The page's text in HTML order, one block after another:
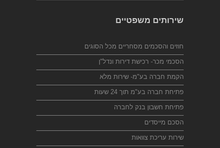
שירותים משפטיים
חוזים והסכמים מסחריים מכל הסוגים
הסכמי מכר- רכישת דירות ונדל"ן
הקמת חברה בע"מ- שירות מלא
פתיחת חברה בע"מ תוך 24 שעות
פתיחת חשבון בנק לחברה
הסכם מייסדים
שירות עריכת צוואות